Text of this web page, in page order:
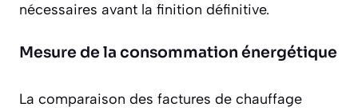
nécessaires avant la finition définitive.
Mesure de la consommation énergétique
La comparaison des factures de chauffage